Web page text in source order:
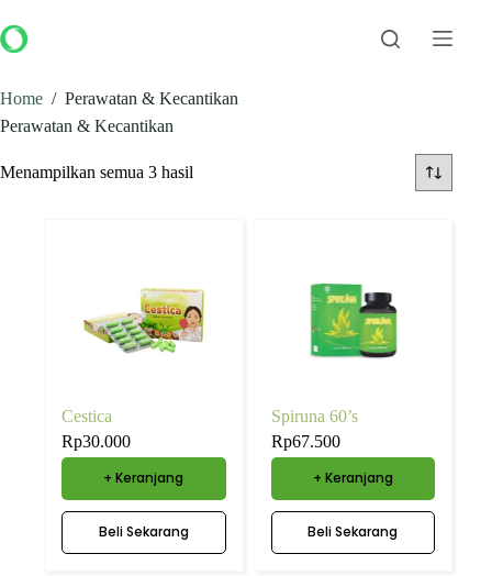
Home / Perawatan & Kecantikan
Perawatan & Kecantikan
Menampilkan semua 3 hasil
Cestica
Rp30.000
+ Keranjang
Beli Sekarang
Spiruna 60’s
Rp67.500
+ Keranjang
Beli Sekarang